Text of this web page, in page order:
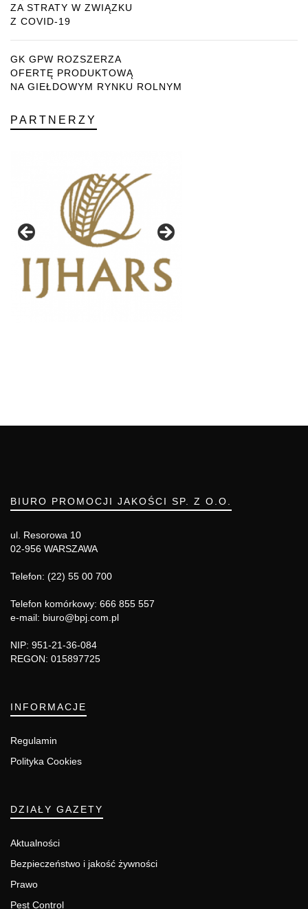
ZA STRATY W ZWIĄZKU
Z COVID-19
GK GPW ROZSZERZA
OFERTĘ PRODUKTOWĄ
NA GIEŁDOWYM RYNKU ROLNYM
PARTNERZY
BIURO PROMOCJI JAKOŚCI SP. Z O.O.
ul. Resorowa 10
02-956 WARSZAWA
Telefon: (22) 55 00 700
Telefon komórkowy: 666 855 557
e-mail: biuro@bpj.com.pl
NIP: 951-21-36-084
REGON: 015897725
INFORMACJE
Regulamin
Polityka Cookies
DZIAŁY GAZETY
Aktualności
Bezpieczeństwo i jakość żywności
Prawo
Pest Control